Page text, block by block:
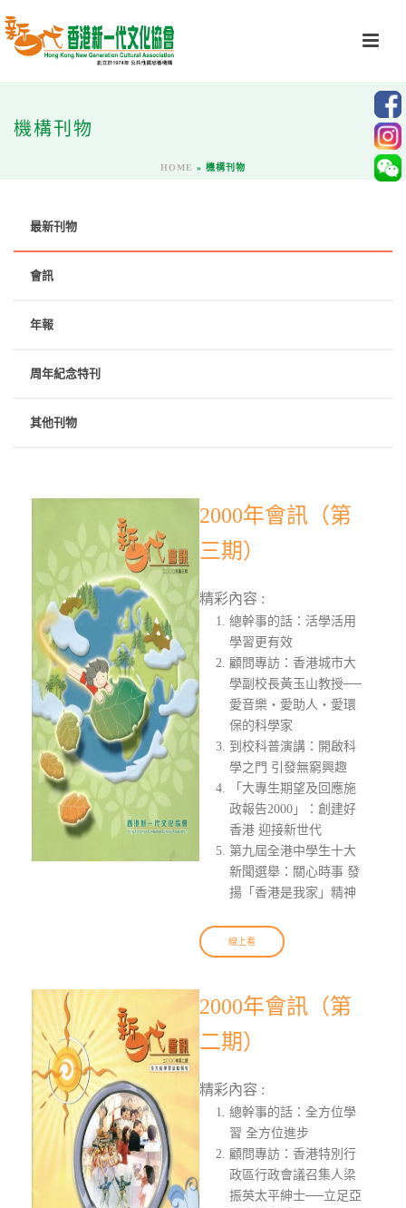
機構刊物
HOME » 機構刊物
最新刊物
會訊
年報
周年紀念特刊
其他刊物
2000年會訊（第
三期）
精彩內容 :
總幹事的話：活學活用
學習更有效
顧問專訪：香港城市大
學副校長黃玉山教授──
愛音樂‧愛助人‧愛環
保的科學家
到校科普演講：開啟科
學之門 引發無窮興趣
「大專生期望及回應施
政報告2000」：創建好
香港 迎接新世代
第九屆全港中學生十大
新聞選舉：關心時事 發
揚「香港是我家」精神
線上看
2000年會訊（第
二期）
精彩內容 :
總幹事的話：全方位學
習 全方位進步
顧問專訪：香港特別行
政區行政會議召集人梁
振英太平紳士──立足亞